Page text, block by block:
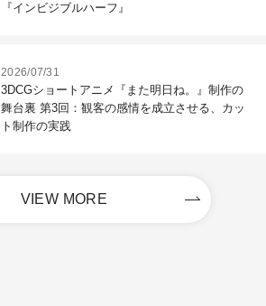
『インビジブルハーフ』
2026/07/31
3DCGショートアニメ『また明日ね。』制作の
舞台裏 第3回：観客の感情を成立させる、カッ
ト制作の実践
VIEW MORE